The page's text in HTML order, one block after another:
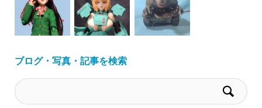
ブログ・写真・記事を検索